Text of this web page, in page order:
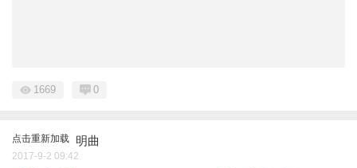
1669 0
点击重新加载 明曲
2017-9-2 09:42